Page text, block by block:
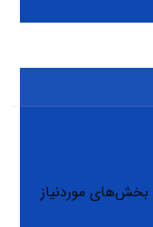
بخش‌های موردنیاز